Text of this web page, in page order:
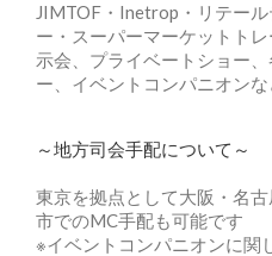
JIMTOF・Inetrop・リテー
ー・スーパーマーケットト
示会、プライベートショー
ー、イベントコンパニオン
～地方司会手配について～
東京を拠点として大阪・名
市でのMC手配も可能です
※イベントコンパニオンに関